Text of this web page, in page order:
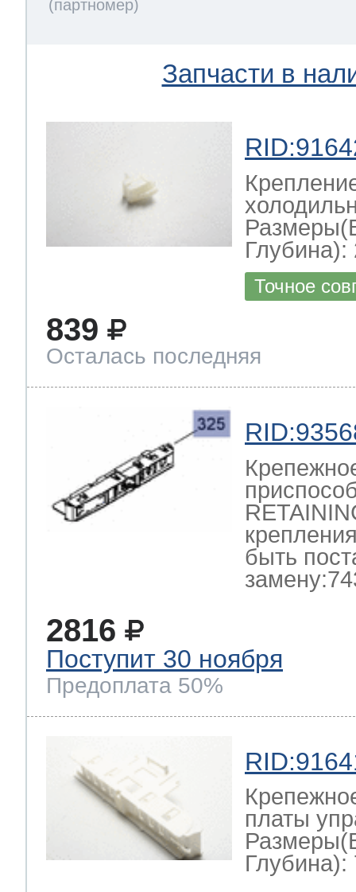
Запчасти в
Глубина):
Точное
839
Осталась последняя
быть
2816
Поступит 30 ноября
Предоплата 50%
платы
Глубина):